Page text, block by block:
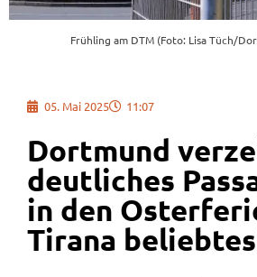
Frühling am DTM (Foto: Lisa Tüch/
05. Mai 2025 11:07
Dortmund
deutliches
in den
Tirana